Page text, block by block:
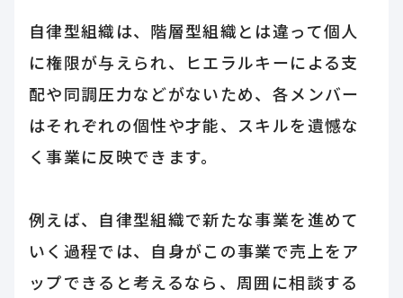
自律型組織は、階層型組織とは違って個人
に権限が与えられ、ヒエラルキーによる支
配や同調圧力などがないため、各メンバー
はそれぞれの個性や才能、スキルを遺憾な
く事業に反映できます。
例えば、自律型組織で新たな事業を進めて
いく過程では、自身がこの事業で売上をア
ップできると考えるなら、周囲に相談する